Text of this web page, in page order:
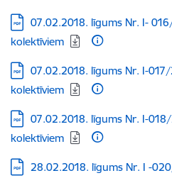
Lejupielādēt:
07.02.2018. līgums Nr. I-
kolektīviem
Lejupielādēt:
07.02.2018. līgums Nr. I-
kolektīviem
Lejupielādēt:
07.02.2018. līgums Nr. I-
kolektīviem
Lejupielādēt:
28.02.2018. līgums Nr. I -